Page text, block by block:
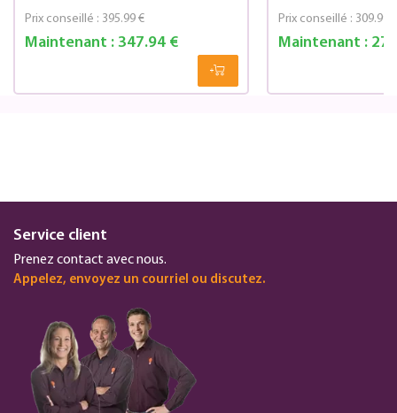
Maintenant :347.94 €
Prix conseillé : 395.99 €
Maintenant :
Prix conseillé : 309.99 €
Service client
Prenez contact avec nous.
Appelez, envoyez un courriel ou discutez.